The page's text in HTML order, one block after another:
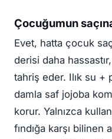
Çocuğumun
Evet, hatta çocuk
derisi daha
tahriş eder. Ilık su +
damla saf jojoba
korur. Yalnızca
fındığa karşı bilinen